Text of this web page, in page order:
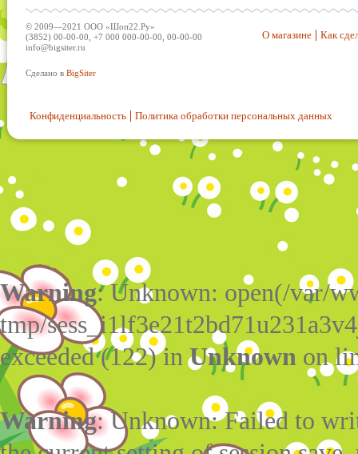
© 2009—2021 ООО «Шоп22.Ру»
(3852) 00-00-00, +7 000 000-00-00, 00-00-00
info@bigsiter.ru
Сделано в BigSiter
О магазине Как
Конфиденциальность Политика обработки персональных данных
Warning: Unknown: open(/var/
tmp/
exceeded (122) inUnknown on
Warning: Unknown: Failed to